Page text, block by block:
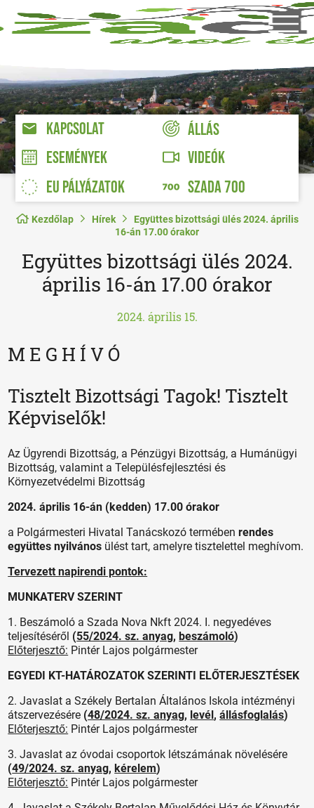
KAPCSOLAT
ÁLLÁS
ESEMÉNYEK
VIDEÓK
EU PÁLYÁZATOK
SZADA 700
Kezdőlap Hírek
Együttes bizottsági ülés 2024. április
16-án 17.00 órakor
Együttes bizottsági ülés 2024.
április 16-án 17.00 órakor
2024. április 15.
M E G H Í V Ó
Tisztelt Bizottsági Tagok! Tisztelt
Képviselők!
Az Ügyrendi Bizottság, a Pénzügyi Bizottság, a Humánügyi
Bizottság, valamint a Településfejlesztési és
Környezetvédelmi Bizottság
2024. április 16-án (kedden) 17.00 órakor
a Polgármesteri Hivatal Tanácskozó termébenrendes
együttes nyilvános ülést tart, amelyre tisztelettel meghívom.
Tervezett napirendi pontok:
MUNKATERV SZERINT
1. Beszámoló a Szada Nova Nkft 2024. I. negyedéves
teljesítéséről (55/2024. sz. anyag,beszámoló)
Előterjesztő: Pintér Lajos polgármester
EGYEDI KT-HATÁROZATOK SZERINTI ELŐTERJESZTÉSEK
2. Javaslat a Székely Bertalan Általános Iskola intézményi
átszervezésére (48/2024. sz. anyag, levél,állásfoglalás)
Előterjesztő: Pintér Lajos polgármester
3. Javaslat az óvodai csoportok létszámának növelésére
(49/2024. sz. anyag,kérelem)
Előterjesztő: Pintér Lajos polgármester